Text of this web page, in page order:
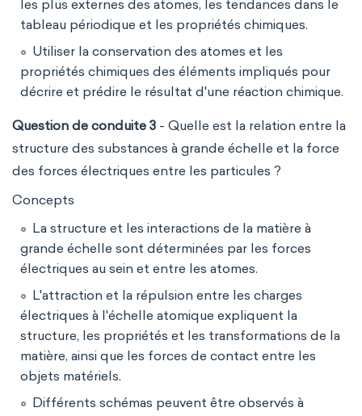
les plus externes des atomes, les tendances dans le
tableau périodique et les propriétés chimiques.
Utiliser la conservation des atomes et les
propriétés chimiques des éléments impliqués pour
décrire et prédire le résultat d'une réaction chimique.
Question de conduite 3 - Quelle est la relation entre la
structure des substances à grande échelle et la force
des forces électriques entre les particules ?
Concepts
La structure et les interactions de la matière à
grande échelle sont déterminées par les forces
électriques au sein et entre les atomes.
L'attraction et la répulsion entre les charges
électriques à l'échelle atomique expliquent la
structure, les propriétés et les transformations de la
matière, ainsi que les forces de contact entre les
objets matériels.
Différents schémas peuvent être observés à